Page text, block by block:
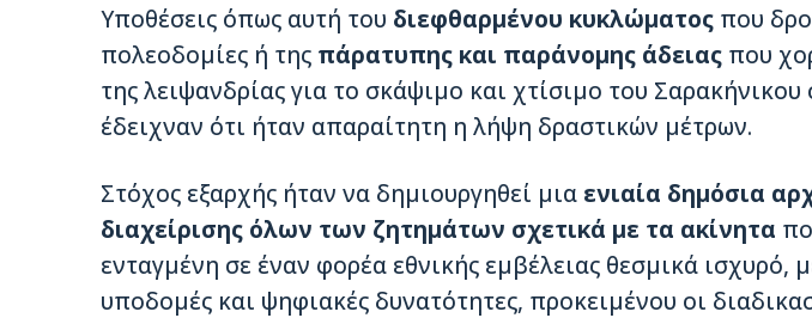
Υποθέσεις όπως αυτή του διεφθαρμένου κυκλώματος που
πολεοδομίες ή της πάρατυπης και παράνομης άδειας που
της λειψανδρίας για το σκάψιμο και χτίσιμο του
έδειχναν ότι ήταν απαραίτητη η λήψη δραστικών μέτρων.
Στόχος εξαρχής ήταν να δημιουργηθεί μια ενιαία δημόσια
διαχείρισης όλων των ζητημάτων σχετικά με τα ακίνητα
ενταγμένη σε έναν φορέα εθνικής εμβέλειας θεσμικά ισχυρό,
υποδομές και ψηφιακές δυνατότητες, προκειμένου οι